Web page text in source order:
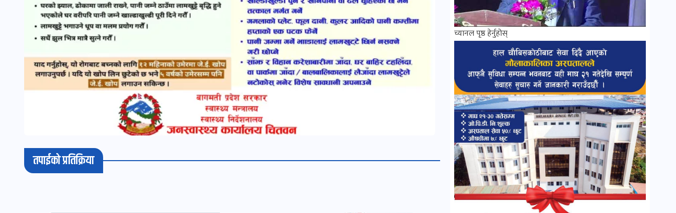
तपाईको प्रतिक्रिया
च्यानल पृष्ठ हेर्नुहोस्